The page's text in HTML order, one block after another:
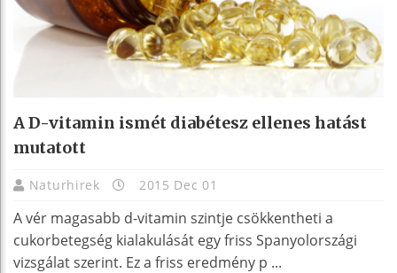
A D-vitamin ismét diabétesz ellenes hatást
mutatott
Naturhirek 2015 Dec 01
A vér magasabb d-vitamin szintje csökkentheti a
cukorbetegség kialakulását egy friss Spanyolországi
vizsgálat szerint. Ez a friss eredmény p ...